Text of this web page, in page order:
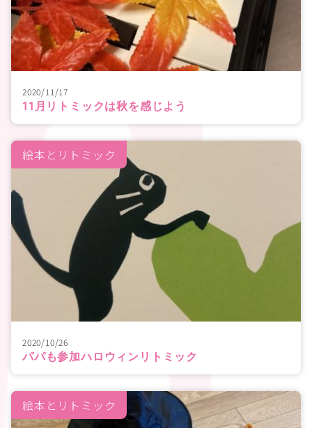
2020/11/17
11月リトミックは秋を感じよう
2020/10/26
パパも参加ハロウィンリトミック
絵本とリトミック
絵本とリトミック